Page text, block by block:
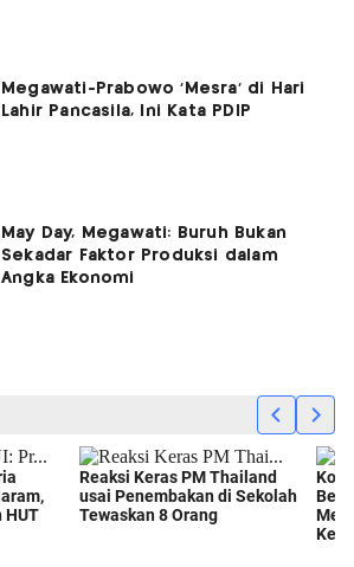
Megawati-Prabowo 'Mesra' di Hari
Lahir Pancasila, Ini Kata PDIP
May Day, Megawati: Buruh Bukan
Sekadar Faktor Produksi dalam
Angka Ekonomi